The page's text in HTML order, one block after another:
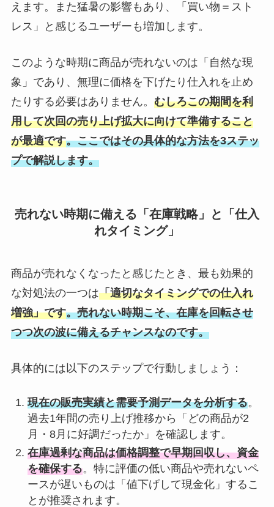
えます。また猛暑の影響もあり、「買い物＝スト
レス」と感じるユーザーも増加します。
このような時期に商品が売れないのは「自然な現
象」であり、無理に価格を下げたり仕入れを止め
たりする必要はありません。 むしろこの期間を利
用して次回の売り上げ拡大に向けて準備すること
が最適です。ここではその具体的な方法を3ステッ
プで解説します。
売れない時期に備える「在庫戦略」と「仕入
れタイミング」
商品が売れなくなったと感じたとき、最も効果的
な対処法の一つは「適切なタイミングでの仕入れ
増強」です。売れない時期こそ、在庫を回転させ
つつ次の波に備えるチャンスなのです。
具体的には以下のステップで行動しましょう：
現在の販売実績と需要予測データを分析する。
過去1年間の売り上げ推移から「どの商品が2
月・8月に好調だったか」を確認します。
在庫過剰な商品は価格調整で早期回収し、資金
を確保する。特に評価の低い商品や売れないペ
ースが遅いものは「値下げして現金化」するこ
とが推奨されます。